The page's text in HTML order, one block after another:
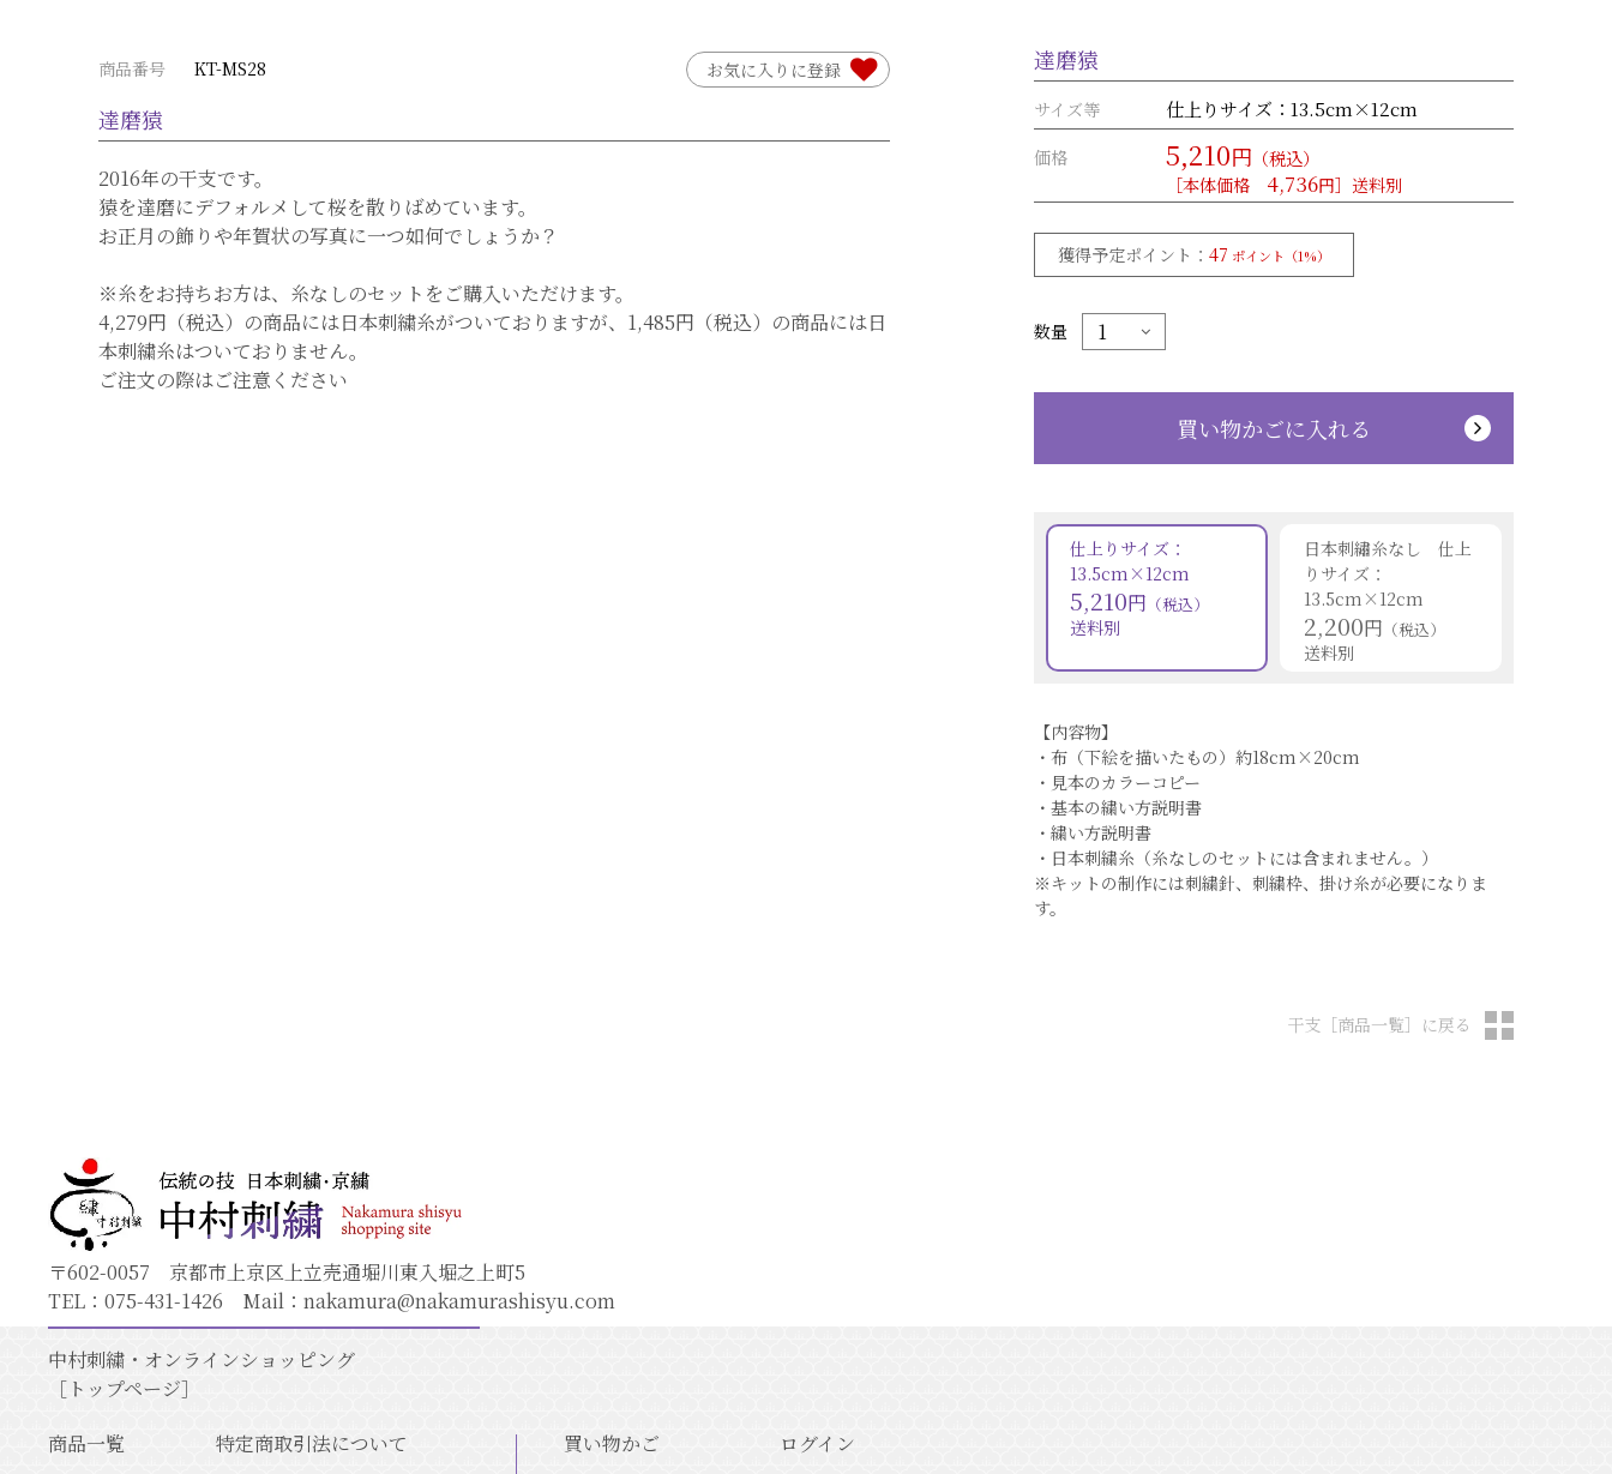
商品番号 KT-MS28 お気に入りに登録
達磨猿
2016年の干支です。
猿を達磨にデフォルメして桜を散りばめています。
お正月の飾りや年賀状の写真に一つ如何でしょうか？
※糸をお持ちお方は、糸なしのセットをご購入いただけます。
4,279円（税込）の商品には日本刺繍糸がついておりますが、1,485円（税込）の商品には日
本刺繍糸はついておりません。
ご注文の際はご注意ください
達磨猿
サイズ等 仕上りサイズ：13.5cm×12cm
価格 5,210円 （税込）
［本体価格 4,736円］送料別
獲得予定ポイント：47 ポイント（1%）
数量
買い物かごに入れる
仕上りサイズ：
13.5cm×12cm
5,210円 （税込）
送料別
日本刺繡糸なし 仕上
りサイズ：
13.5cm×12cm
2,200円 （税込）
送料別
【内容物】
・布（下絵を描いたもの）約18cm×20cm
・見本のカラーコピー
・基本の繍い方説明書
・繍い方説明書
・日本刺繍糸（糸なしのセットには含まれません。）
※キットの制作には刺繍針、刺繍枠、掛け糸が必要になりま
す。
干支［商品一覧］に戻る
〒602-0057 京都市上京区上立売通堀川東入堀之上町5
TEL： 075-431-1426 Mail： nakamura@nakamurashisyu.com
中村刺繍・オンラインショッピング
［トップページ］
商品一覧
特定商取引法について 買い物かご ログイン